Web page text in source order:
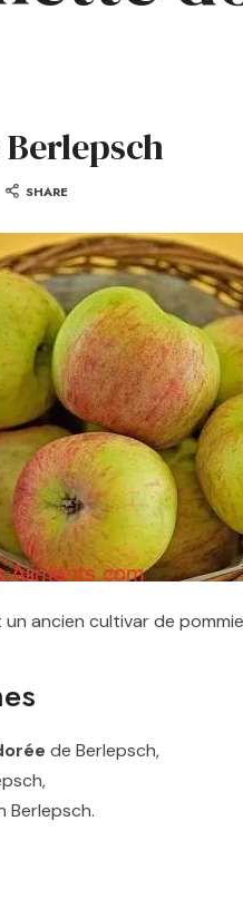
SHARE
un ancien cultivar de
de Berlepsch,
Berlepsch.